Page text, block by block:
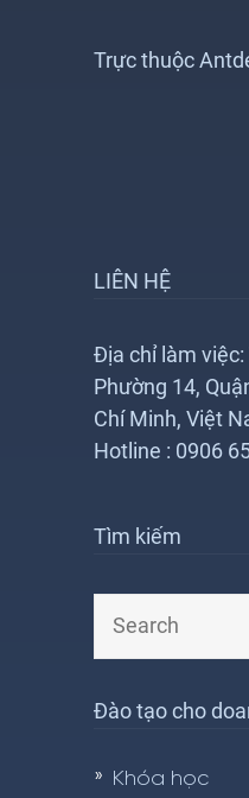
Trực thuộc
LIÊN HỆ
Địa chỉ làm việc:
Phường 14,
Chí Minh, Việt
Hotline : 0906
Tìm kiếm
Đào tạo cho
Khóa học